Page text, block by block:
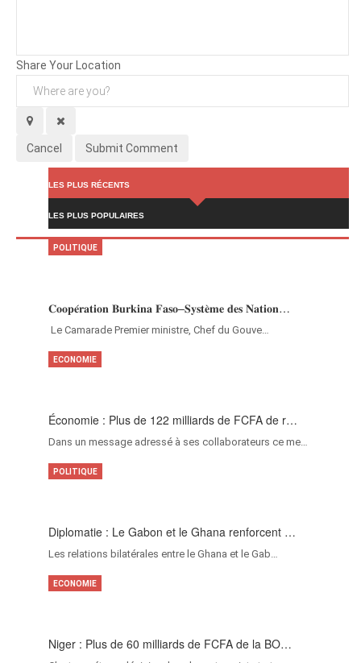
Share Your Location
Cancel Submit Comment
LES PLUS RÉCENTS
LES PLUS POPULAIRES
𝐂𝐨𝐨𝐩𝐞́𝐫𝐚𝐭𝐢𝐨𝐧 𝐁𝐮𝐫𝐤𝐢𝐧𝐚 𝐅𝐚𝐬𝐨–𝐒𝐲𝐬𝐭𝐞̀𝐦𝐞 𝐝𝐞𝐬 𝐍𝐚𝐭𝐢𝐨𝐧…
‎Le Camarade Premier ministre, Chef du Gouve…
POLITIQUE
Économie : Plus de 122 milliards de FCFA de r…
Dans un message adressé à ses collaborateurs ce me…
ECONOMIE
Diplomatie : Le Gabon et le Ghana renforcent …
Les relations bilatérales entre le Ghana et le Gab…
POLITIQUE
Niger : Plus de 60 milliards de FCFA de la BO…
ECONOMIE